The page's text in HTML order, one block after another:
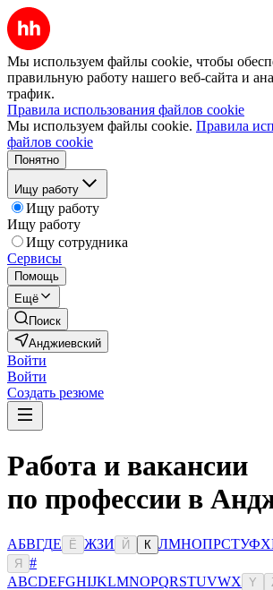
Мы используем файлы cookie, чтобы
правильную работу нашего веб-сайта и
трафик.
Правила использования файлов cookie
Мы используем файлы cookie. Правила
файлов cookie
Понятно
Ищу работу
Ищу работу
Ищу работу
Ищу сотрудника
Сервисы
Помощь
Ещё
Поиск
Анджиевский
Войти
Войти
Создать резюме
Работа и вакансии
по профессии в
АБВГДЕ Ё ЖЗИ Й К ЛМНОПРСТУФХ
Я
#
ABCDEFGHIJKLMNOPQRSTUVWX Y